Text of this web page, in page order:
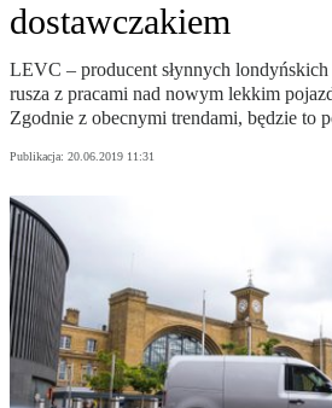
dostawczakiem
LEVC – producent słynnych londyńskich
rusza z pracami nad nowym lekkim
Zgodnie z obecnymi trendami, będzie to
Publikacja: 20.06.2019 11:31